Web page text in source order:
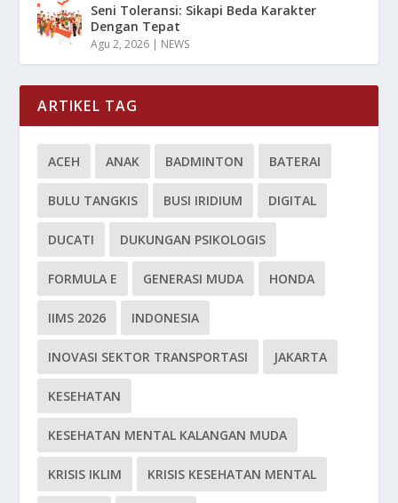
Seni Toleransi: Sikapi Beda Karakter
Dengan Tepat
Agu 2, 2026 | NEWS
ARTIKEL TAG
ACEH ANAK BADMINTON BATERAI
BULU TANGKIS BUSI IRIDIUM DIGITAL
DUCATI DUKUNGAN PSIKOLOGIS
FORMULA E GENERASI MUDA HONDA
IIMS 2026 INDONESIA
INOVASI SEKTOR TRANSPORTASI JAKARTA
KESEHATAN
KESEHATAN MENTAL KALANGAN MUDA
KRISIS IKLIM KRISIS KESEHATAN MENTAL